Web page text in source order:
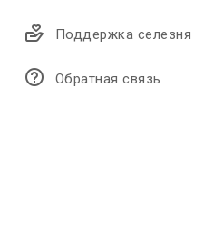
Поддержка селезня
Обратная связь